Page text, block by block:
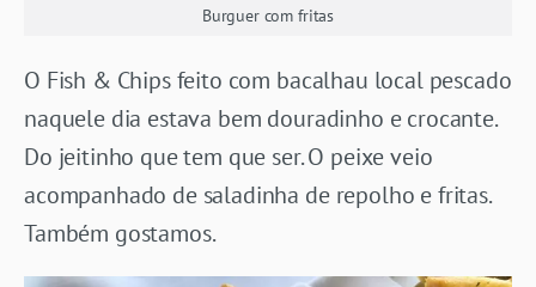
Burguer com fritas
O Fish & Chips feito com bacalhau local pescado
naquele dia estava bem douradinho e crocante.
Do jeitinho que tem que ser. O peixe veio
acompanhado de saladinha de repolho e fritas.
Também gostamos.